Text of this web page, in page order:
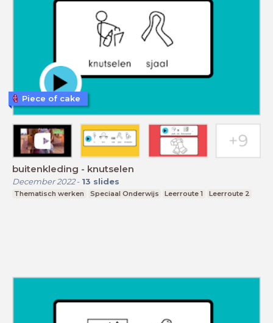
buitenkleding - knutselen
December 2022- 13 slides
Thematisch werken Speciaal Onderwijs Leerroute 1 Leerroute 2
Piece of cake